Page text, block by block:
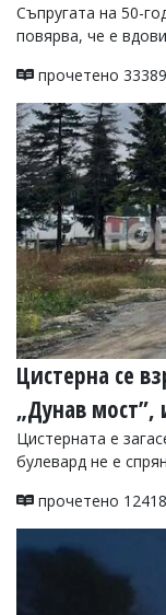
Съпругата на 50-
повярва, че е
прочетено
Цистерна се
„Дунав
Цистерната е
булевард не е
прочетено